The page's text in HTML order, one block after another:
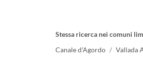
Stessa ricerca nei comuni
Canale d'Agordo
Vallada